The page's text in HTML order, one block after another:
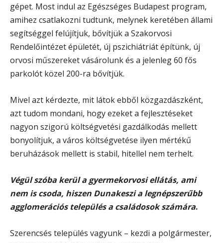
gépet. Most indul az Egészséges Budapest program,
amihez csatlakozni tudtunk, melynek keretében állami
segítséggel felújítjuk, bővítjük a Szakorvosi
Rendelőintézet épületét, új pszichiátriát építünk, új
orvosi műszereket vásárolunk és a jelenleg 60 fős
parkolót közel 200-ra bővítjük.
Mivel azt kérdezte, mit látok ebből közgazdászként,
azt tudom mondani, hogy ezeket a fejlesztéseket
nagyon szigorú költségvetési gazdálkodás mellett
bonyolítjuk, a város költségvetése ilyen mértékű
beruházások mellett is stabil, hitellel nem terhelt.
Végül szóba kerül a gyermekorvosi ellátás, ami
nem is csoda, hiszen Dunakeszi a legnépszerűbb
agglomerációs település a családosok számára.
Szerencsés település vagyunk – kezdi a polgármester,